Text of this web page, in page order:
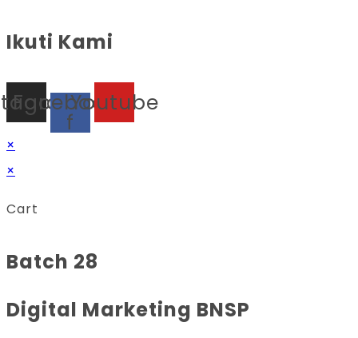
Ikuti Kami
Facebook-
f
Youtube
×
×
Cart
Batch 28
Digital Marketing BNSP